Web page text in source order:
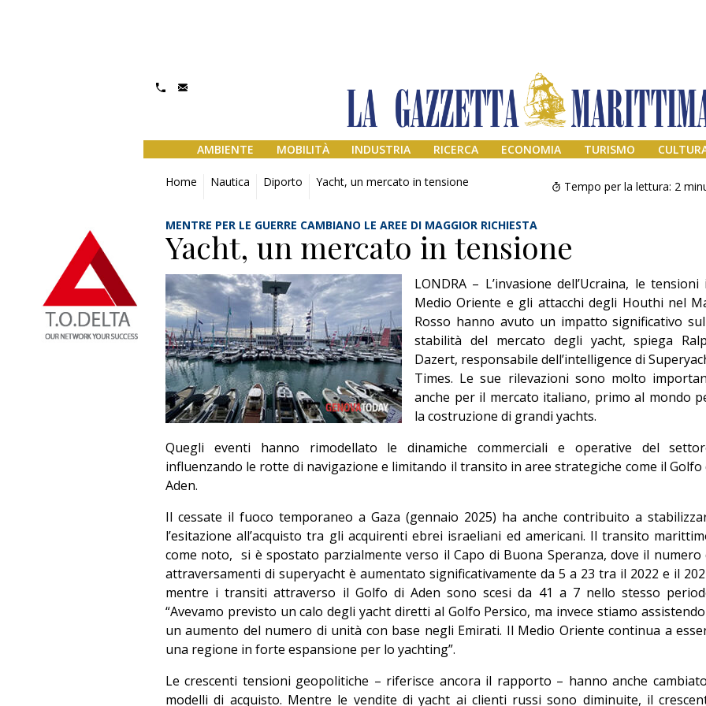
AMBIENTE MOBILITÀ INDUSTRIA RICERCA ECONOMIA TURISMO
Home Nautica Diporto Yacht, un mercato in tensione Tempo per la lettura: 2
MENTRE PER LE GUERRE CAMBIANO LE AREE DI MAGGIOR RICHIESTA
Yacht, un mercato in tensione
LONDRA – L’invasione dell’Ucraina, le tensioni
Medio Oriente e gli attacchi degli Houthi nel
Rosso hanno avuto un impatto significativo
stabilità del mercato degli yacht, spiega
Dazert, responsabile dell’intelligence di
Times. Le sue rilevazioni sono molto
anche per il mercato italiano, primo al mondo
la costruzione di grandi yachts.
Quegli eventi hanno rimodellato le dinamiche commerciali e operative del
influenzando le rotte di navigazione e limitando il transito in aree strategiche come il Golfo
Aden.
Il cessate il fuoco temporaneo a Gaza (gennaio 2025) ha anche contribuito a
l’esitazione all’acquisto tra gli acquirenti ebrei israeliani ed americani. Il transito
come noto, si è spostato parzialmente verso il Capo di Buona Speranza, dove il numero
attraversamenti di superyacht è aumentato significativamente da 5 a 23 tra il 2022 e il
mentre i transiti attraverso il Golfo di Aden sono scesi da 41 a 7 nello stesso
“Avevamo previsto un calo degli yacht diretti al Golfo Persico, ma invece stiamo
un aumento del numero di unità con base negli Emirati. Il Medio Oriente continua a
una regione in forte espansione per lo yachting”.
Le crescenti tensioni geopolitiche – riferisce ancora il rapporto – hanno anche
modelli di acquisto. Mentre le vendite di yacht ai clienti russi sono diminuite, il
Il provvisorio
permanente
Editoriale